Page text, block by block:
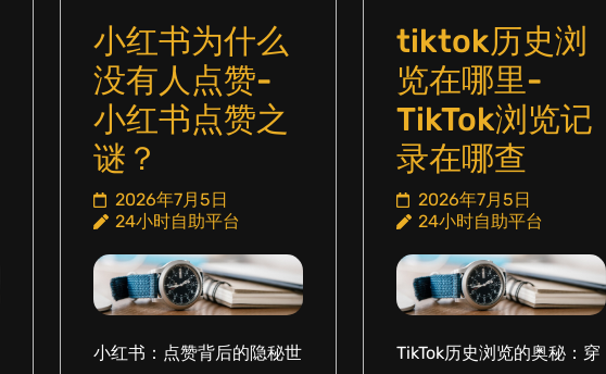
小红书为什么
没有人点赞-
小红书点赞之
谜？
2026年7月5日
24小时自助平台
小红书：点赞背后的隐秘世
tiktok历史浏
览在哪里-
TikTok浏览记
录在哪查
2026年7月5日
24小时自助平台
TikTok历史浏览的奥秘：穿